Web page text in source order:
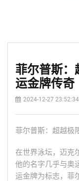
菲尔普斯：
运金牌传奇
2024-12-27 23:52:34
菲尔普斯：超越极
在世界泳坛，迈克
他的名字几乎与奥
运金牌为标志，菲